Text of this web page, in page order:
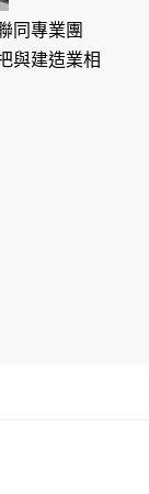
同專業團
與建造業相